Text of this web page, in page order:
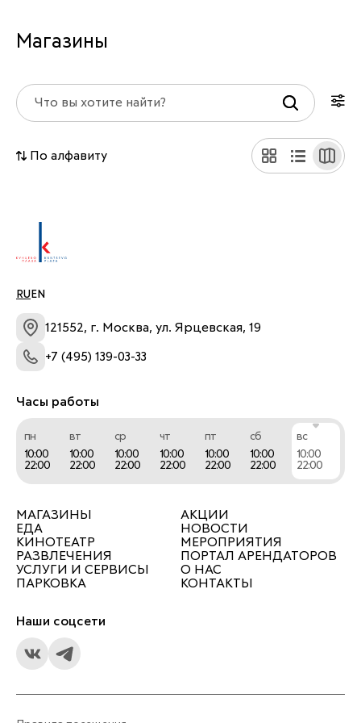
Магазины
По алфавиту
RU EN
121552, г. Москва, ул. Ярцевская, 19
+7 (495) 139-03-33
Часы работы
пн
10:00
22:00
вт
10:00
22:00
ср
10:00
22:00
чт
10:00
22:00
пт
10:00
22:00
сб
10:00
22:00
вс
10:00
22:00
МАГАЗИНЫ
ЕДА
КИНОТЕАТР
РАЗВЛЕЧЕНИЯ
УСЛУГИ И СЕРВИСЫ
ПАРКОВКА
АКЦИИ
НОВОСТИ
МЕРОПРИЯТИЯ
ПОРТАЛ АРЕНДАТОРОВ
О НАС
КОНТАКТЫ
Наши соцсети